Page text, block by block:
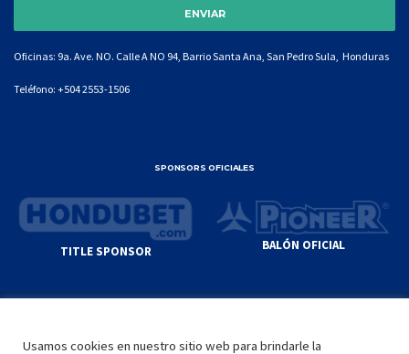
Oficinas: 9a. Ave. NO. Calle A NO 94, Barrio Santa Ana, San Pedro Sula, Honduras
Teléfono: +504 2553-1506
SPONSORS OFICIALES
TITLE SPONSOR BALÓN OFICIAL
Usamos cookies en nuestro sitio web para brindarle la